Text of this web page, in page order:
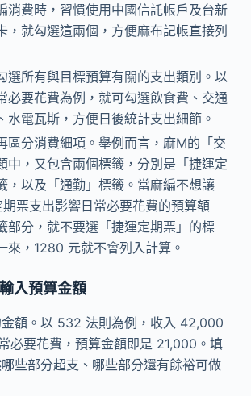
消費時，習慣使用中國信託帳戶及台新
，就勾選這兩個，方便麻布記帳直接列
選所有與目標預算有關的支出類別。以
必要花費為例，就可勾選飲食費、交通
水電瓦斯，方便日後統計支出細節。
區分消費細項。舉例而言，麻M的「交
中，又包含兩個標籤，分別是「捷運定
，以及「通勤」標籤。當麻編不想讓
票支出影響日常必要花費的預算額
部分，就不要選「捷運定期票」的標
來，1280 元就不會列入計算。
入預算金額
額。以 532 法則為例，收入 42,000
必要花費，預算金額即是 21,000。填
些部分超支、哪些部分還有餘裕可做